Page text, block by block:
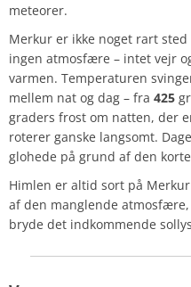
meteorer.
Merkur er ikke noget rart
ingen atmosfære – intet vejr
varmen. Temperaturen
mellem nat og dag – fra 425
graders frost om natten, der
roterer ganske langsomt.
glohede på grund af den
Himlen er altid sort på
af den manglende
bryde det indkommende